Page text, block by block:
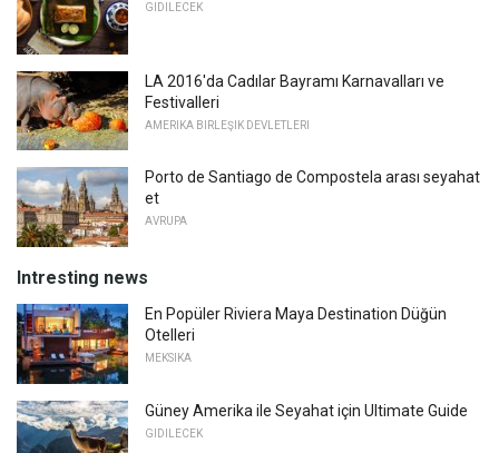
GIDILECEK
LA 2016'da Cadılar Bayramı Karnavalları ve
Festivalleri
AMERIKA BIRLEŞIK DEVLETLERI
Porto de Santiago de Compostela arası seyahat
et
AVRUPA
Intresting news
En Popüler Riviera Maya Destination Düğün
Otelleri
MEKSIKA
Güney Amerika ile Seyahat için Ultimate Guide
GIDILECEK